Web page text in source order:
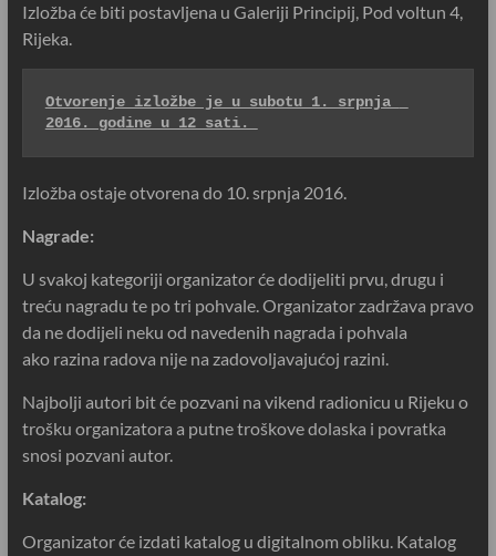
Izložba će biti postavljena u Galeriji Principij, Pod voltun 4,
Rijeka.
Otvorenje izložbe je u subotu 1. srpnja
2016. godine u 12 sati.
Izložba ostaje otvorena do 10. srpnja 2016.
Nagrade:
U svakoj kategoriji organizator će dodijeliti prvu, drugu i
treću nagradu te po tri pohvale. Organizator zadržava pravo
da ne dodijeli neku od navedenih nagrada i pohvala
ako razina radova nije na zadovoljavajućoj razini.
Najbolji autori bit će pozvani na vikend radionicu u Rijeku o
trošku organizatora a putne troškove dolaska i povratka
snosi pozvani autor.
Katalog:
Organizator će izdati katalog u digitalnom obliku. Katalog